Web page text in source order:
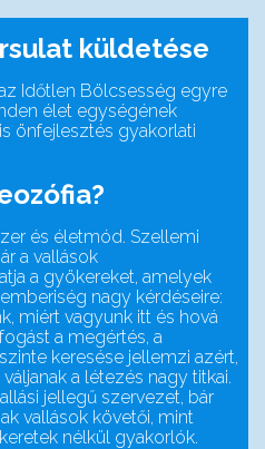
küldetése
Időtlen Bölcsesség egyre
élet egységének
önfejlesztés gyakorlati
és életmód. Szellemi
a vallások
a gyökereket, amelyek
nagy kérdéseire:
miért vagyunk itt és hová
a megértés, a
keresése jellemzi azért,
a létezés nagy titkai.
jellegű szervezet, bár
vallások követői, mint
nélkül gyakorlók.